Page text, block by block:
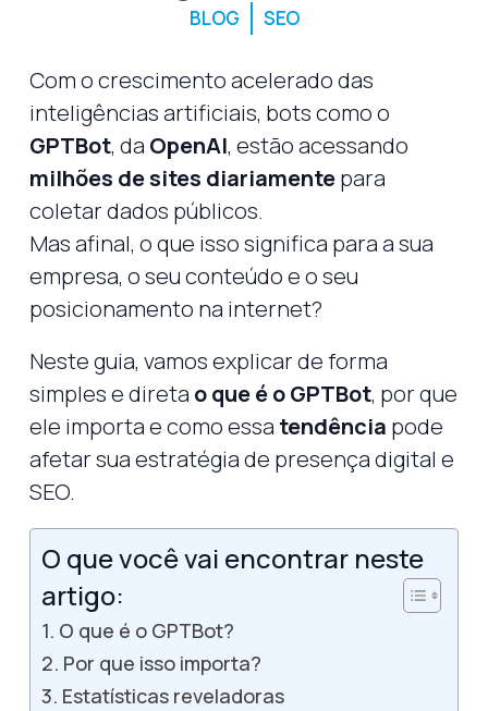
BLOG
SEO
Com o crescimento acelerado das
inteligências artificiais, bots como o
GPTBot, da OpenAI, estão acessando
milhões de sites diariamentepara
coletar dados públicos.
Mas afinal, o que isso significa para a sua
empresa, o seu conteúdo e o seu
posicionamento na internet?
Neste guia, vamos explicar de forma
simples e direta o que é o GPTBot, por que
ele importa e como essa tendência pode
afetar sua estratégia de presença digital e
SEO.
O que você vai encontrar neste
artigo:
O que é o GPTBot?
Por que isso importa?
Estatísticas reveladoras